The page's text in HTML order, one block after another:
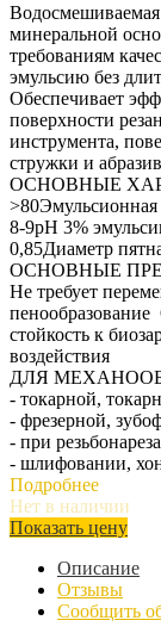
минеральной
требованиям
эмульсию без
Обеспечивает
поверхности
инструмента,
стружки и
ОСНОВНЫЕ
>80Эмульсионная
8-9pH 3%
0,85Диаметр
ОСНОВНЫЕ
Не требует
стойкость к
воздействия
ДЛЯ
- токарной,
- фрезерной,
- при
- шлифовании,
Подробнее
Нет в наличии
Показать цену
Описание
Отзывы
Сообщить